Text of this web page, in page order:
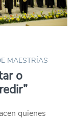
MAESTRÍAS
o
quienes